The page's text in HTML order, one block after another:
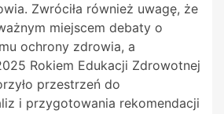
Zwróciła również uwagę, że
miejscem debaty o
ochrony zdrowia, a
Rokiem Edukacji Zdrowotnej
przestrzeń do
i przygotowania rekomendacji